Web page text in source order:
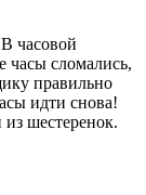
часовой
часы сломались,
правильно
идти снова!
шестеренок.